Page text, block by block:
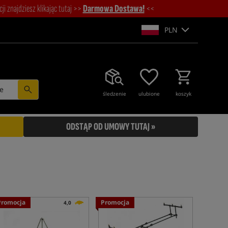
znajdziesz klikając tutaj >>Darmowa Dostawa! <<
PLN
śledzenie ulubione koszyk
ODSTĄP OD UMOWY TUTAJ »
4,0 Promocja